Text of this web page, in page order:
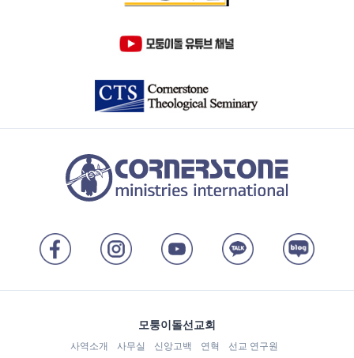
모퉁이돌선교회
사역소개 사무실 신앙고백 연혁
선교 연구원